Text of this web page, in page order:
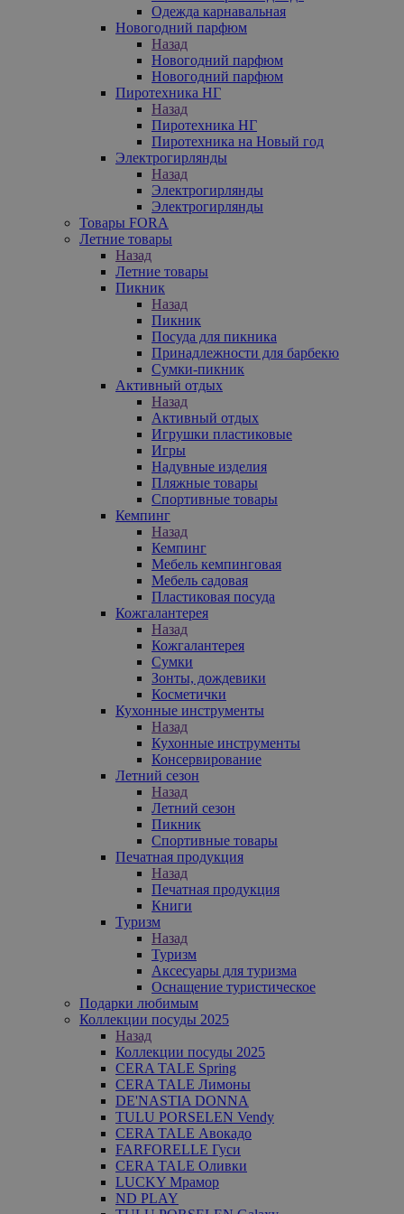
Одежда карнавальная
Новогодний парфюм
Назад
Новогодний парфюм
Новогодний парфюм
Пиротехника НГ
Назад
Пиротехника НГ
Пиротехника на Новый год
Электрогирлянды
Назад
Электрогирлянды
Электрогирлянды
Товары FORA
Летние товары
Назад
Летние товары
Пикник
Назад
Пикник
Посуда для пикника
Принадлежности для барбекю
Сумки-пикник
Активный отдых
Назад
Активный отдых
Игрушки пластиковые
Игры
Надувные изделия
Пляжные товары
Спортивные товары
Кемпинг
Назад
Кемпинг
Мебель кемпинговая
Мебель садовая
Пластиковая посуда
Кожгалантерея
Назад
Кожгалантерея
Сумки
Зонты, дождевики
Косметички
Кухонные инструменты
Назад
Кухонные инструменты
Консервирование
Летний сезон
Назад
Летний сезон
Пикник
Спортивные товары
Печатная продукция
Назад
Печатная продукция
Книги
Туризм
Назад
Туризм
Аксесуары для туризма
Оснащение туристическое
Подарки любимым
Коллекции посуды 2025
Назад
Коллекции посуды 2025
CERA TALE Spring
CERA TALE Лимоны
DE'NASTIA DONNA
TULU PORSELEN Vendy
CERA TALE Авокадо
FARFORELLE Гуси
CERA TALE Оливки
LUCKY Мрамор
ND PLAY